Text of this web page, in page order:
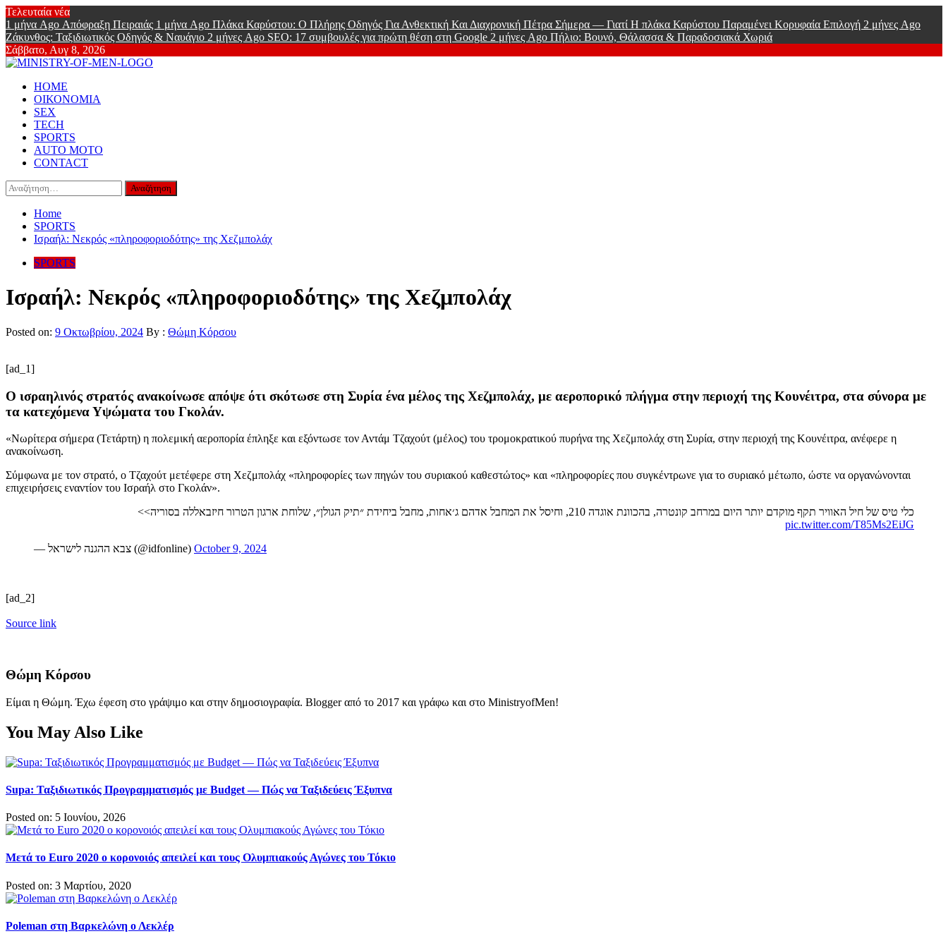
Skip
to
content
Τελευταία νέα
1 μήνα Ago Απόφραξη Πειραιάς 1 μήνα Ago Πλάκα Καρύστου: Ο Πλήρης Οδηγός Για Ανθεκτική Και Διαχρονική Πέτρα Σήμερα — Γιατί Η πλάκα Καρύστου Παραμένει Κορυφαία Επιλογή 2 μήνες Ago
Ζάκυνθος: Ταξιδιωτικός Οδηγός & Ναυάγιο 2 μήνες Ago SEO: 17 συμβουλές για πρώτη θέση στη Google 2 μήνες Ago Πήλιο: Βουνό, Θάλασσα & Παραδοσιακά Χωριά
Σάββατο, Αυγ 8, 2026
Online Lifestyle περιοδικό για Aνδρες
Primary
Menu
HOME
ΟΙΚΟΝΟΜΙΑ
SEX
TECH
SPORTS
AUTO MOTO
CONTACT
Αναζήτηση
για:
Home
SPORTS
Ισραήλ: Νεκρός «πληροφοριοδότης» της Χεζμπολάχ
SPORTS
Ισραήλ: Νεκρός «πληροφοριοδότης» της Χεζμπολάχ
Posted on: 9 Οκτωβρίου, 2024 By : Θώμη Κόρσου
[ad_1]
Ο ισραηλινός στρατός ανακοίνωσε απόψε ότι σκότωσε στη Συρία ένα μέλος της Χεζμπολάχ, με αεροπορικό πλήγμα στην περιοχή της Κουνέιτρα, στα σύνορα με
τα κατεχόμενα Υψώματα του Γκολάν.
«Νωρίτερα σήμερα (Τετάρτη) η πολεμική αεροπορία έπληξε και εξόντωσε τον Αντάμ Τζαχούτ (μέλος) του τρομοκρατικού πυρήνα της Χεζμπολάχ στη Συρία, στην περιοχή της Κουνέιτρα, ανέφερε η
ανακοίνωση.
Σύμφωνα με τον στρατό, ο Τζαχούτ μετέφερε στη Χεζμπολάχ «πληροφορίες των πηγών του συριακού καθεστώτος» και «πληροφορίες που συγκέντρωνε για το συριακό μέτωπο, ώστε να οργανώνονται
επιχειρήσεις εναντίον του Ισραήλ στο Γκολάν».
כלי טיס של חיל האוויר תקף מוקדם יותר היום במרחב קונטרה, בהכוונת אוגדה 210, וחיסל את המחבל אדהם ג׳אחות, מחבל ביחידת ״תיק הגולן״, שלוחת ארגון הטרור חיזבאללה בסוריה>>
pic.twitter.com/T85Ms2EiJG
— צבא ההגנה לישראל (@idfonline) October 9, 2024
[ad_2]
Source link
Θώμη Κόρσου
Είμαι η Θώμη. Έχω έφεση στο γράψιμο και στην δημοσιογραφία. Blogger από το 2017 και γράφω και στο MinistryofMen!
You May Also Like
Supa: Ταξιδιωτικός Προγραμματισμός με Budget — Πώς να Ταξιδεύεις Έξυπνα
Posted on: 5 Ιουνίου, 2026
Μετά το Euro 2020 ο κορονοιός απειλεί και τους Ολυμπιακούς Αγώνες του Τόκιο
Posted on: 3 Μαρτίου, 2020
Poleman στη Βαρκελώνη ο Λεκλέρ